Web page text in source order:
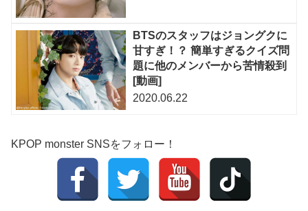
BTSのスタッフはジョングクに
甘すぎ！？ 簡単すぎるクイズ問
題に他のメンバーから苦情殺到
[動画]
2020.06.22
KPOP monster SNSをフォロー！